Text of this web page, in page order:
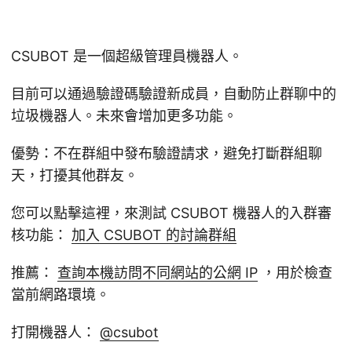
CSUBOT 是一個超級管理員機器人。
目前可以通過驗證碼驗證新成員，自動防止群聊中的
垃圾機器人。未來會增加更多功能。
優勢：不在群組中發布驗證請求，避免打斷群組聊
天，打擾其他群友。
您可以點擊這裡，來測試 CSUBOT 機器人的入群審
核功能： 加入 CSUBOT 的討論群組
推薦： 查詢本機訪問不同網站的公網 IP ，用於檢查
當前網路環境。
打開機器人： @csubot